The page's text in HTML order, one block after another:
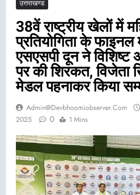
उत्तराखण्ड
38वें राष्ट्रीय खेलों में
प्रतियोगिता के
एसएसपी दून ने विशिष्ट
पर की शिरकत, विजेता
मेडल पहनाकर किया
Admin@devbhoomiobserver.com
2025
0 1 Mins